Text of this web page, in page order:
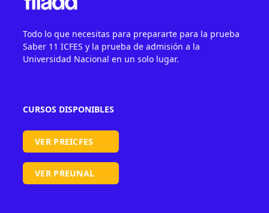
Todo lo que necesitas para prepararte para la prueba
Saber 11 ICFES y la prueba de admisión a la
Universidad Nacional en un solo lugar.
CURSOS DISPONIBLES
VER PREICFES
VER PREUNAL